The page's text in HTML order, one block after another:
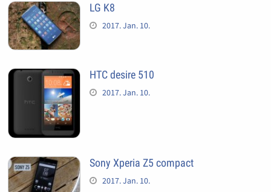
LG K8
2017. Jan. 10.
HTC desire 510
2017. Jan. 10.
Sony Xperia Z5 compact
2017. Jan. 10.